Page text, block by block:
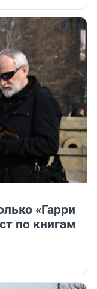
«Гарри
по книгам